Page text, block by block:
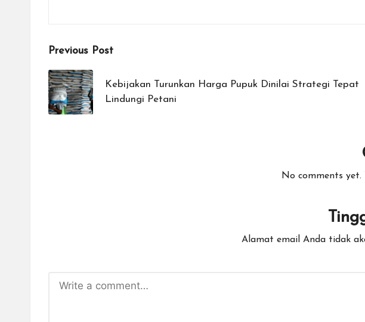
Post
navigation
Previous Post
Kebijakan Turunkan Harga Pupuk Dinilai Strategi Tepat
Lindungi Petani
No comments yet.
Alamat email Anda tidak